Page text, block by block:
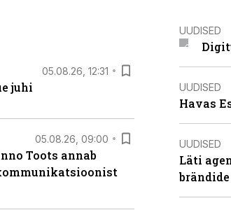
05.08.26, 12:31
juhi
05.08.26, 09:00
Toots annab
UUDISED
UUDISED
Havas
UUDISED
Läti